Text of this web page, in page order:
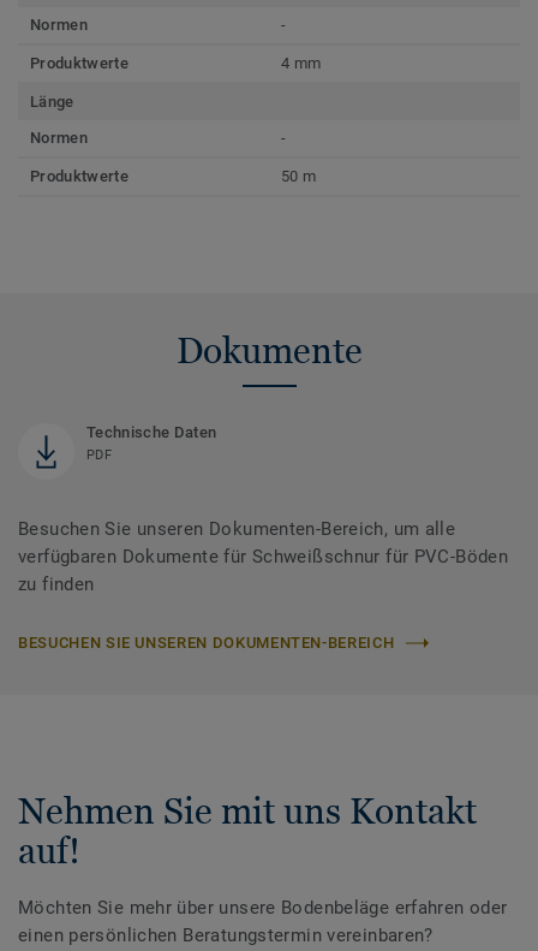
Normen
-
Produktwerte 4 mm
Länge
Normen
-
Produktwerte 50 m
Dokumente
Technische Daten
PDF
Besuchen Sie unseren Dokumenten-Bereich, um alle
verfügbaren Dokumente für Schweißschnur für PVC-Böden
zu finden
BESUCHEN SIE UNSEREN DOKUMENTEN-BEREICH
Nehmen Sie mit uns Kontakt
auf!
Möchten Sie mehr über unsere Bodenbeläge erfahren oder
einen persönlichen Beratungstermin vereinbaren?